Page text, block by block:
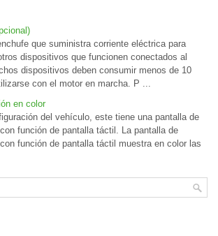
que suministra corriente eléctrica para
dispositivos que funcionen conectados al
dispositivos deben consumir menos de 10
con el motor en marcha. P ...
en color
del vehículo, este tiene una pantalla de
función de pantalla táctil. La pantalla de
función de pantalla táctil muestra en color las